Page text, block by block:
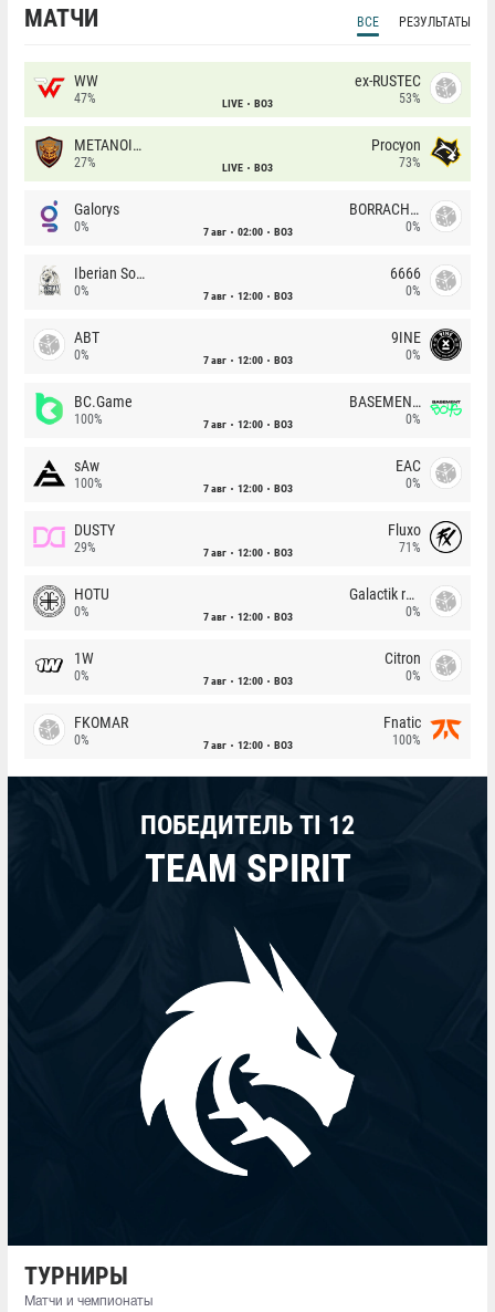
МАТЧИ ВСЕ РЕЗУЛЬТАТЫ
WW
47% LIVE BO3
ex-RUSTEC
53%
METANOIA Wolves
27% LIVE BO3
Procyon
73%
Galorys
0% 7 авг 02:00 BO3
BORRACHEIROS
0%
Iberian Soul
0% 7 авг 12:00 BO3
6666
0%
ABT
0% 7 авг 12:00 BO3
9INE
0%
BC.Game
100% 7 авг 12:00 BO3
BASEMENT BOYS
0%
sAw
100% 7 авг 12:00 BO3
EAC
0%
DUSTY
29% 7 авг 12:00 BO3
Fluxo
71%
HOTU
0% 7 авг 12:00 BO3
Galactik rebels
0%
1W
0% 7 авг 12:00 BO3
Citron
0%
FKOMAR
0% 7 авг 12:00 BO3
Fnatic
100%
ПОБЕДИТЕЛЬ TI 12
TEAM SPIRIT
ТУРНИРЫ
Матчи и чемпионаты